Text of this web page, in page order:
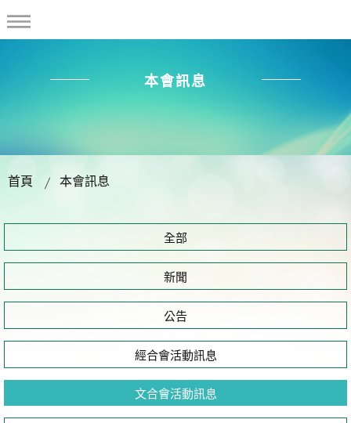
本會訊息
首頁 本會訊息
全部
新聞
公告
經合會活動訊息
文合會活動訊息